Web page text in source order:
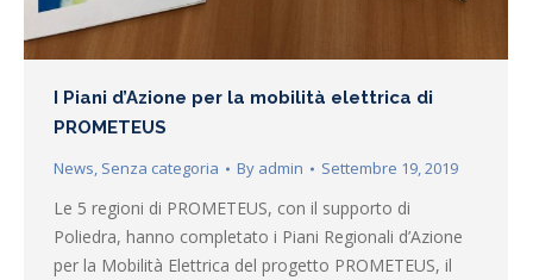
I Piani d’Azione per la mobilità elettrica di
PROMETEUS
News, Senza categoria By admin Settembre 19, 2019
Le 5 regioni di PROMETEUS, con il supporto di
Poliedra, hanno completato i Piani Regionali d’Azione
per la Mobilità Elettrica del progetto PROMETEUS, il